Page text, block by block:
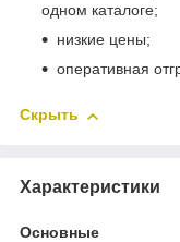
одном каталоге;
низкие цены;
оперативная
Скрыть
Характеристики
Основные